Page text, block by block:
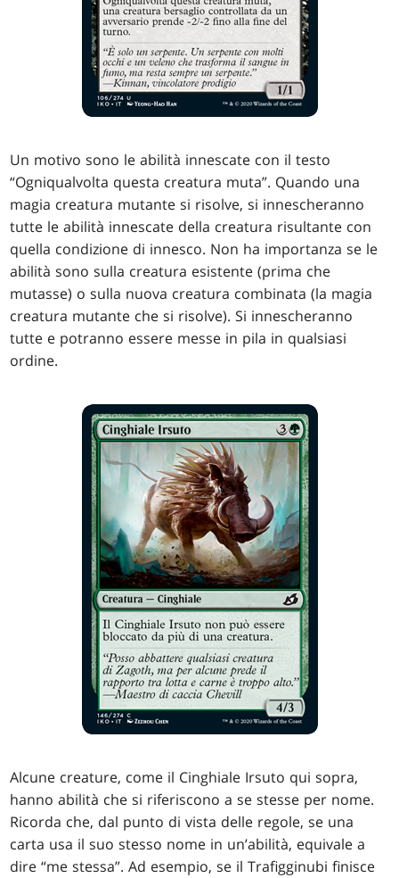
Un motivo sono le abilità innescate con il testo
“Ogniqualvolta questa creatura muta”. Quando una
magia creatura mutante si risolve, si innescheranno
tutte le abilità innescate della creatura risultante con
quella condizione di innesco. Non ha importanza se le
abilità sono sulla creatura esistente (prima che
mutasse) o sulla nuova creatura combinata (la magia
creatura mutante che si risolve). Si innescheranno
tutte e potranno essere messe in pila in qualsiasi
ordine.
Alcune creature, come il Cinghiale Irsuto qui sopra,
hanno abilità che si riferiscono a se stesse per nome.
Ricorda che, dal punto di vista delle regole, se una
carta usa il suo stesso nome in un’abilità, equivale a
dire “me stessa”. Ad esempio, se il Trafigginubi finisce